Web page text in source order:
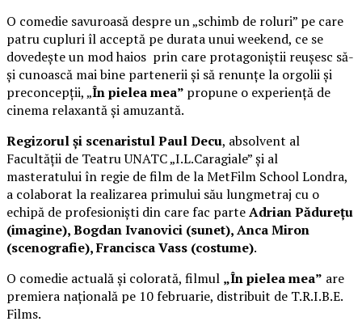
O comedie savuroasă despre un „schimb de roluri” pe care
patru cupluri îl acceptă pe durata unui weekend, ce se
dovedește un mod haios prin care protagoniștii reușesc să-
și cunoască mai bine partenerii și să renunțe la orgolii și
preconcepții, „În pielea mea” propune o experiență de
cinema relaxantă și amuzantă.
Regizorul și scenaristul Paul Decu, absolvent al
Facultății de Teatru UNATC „I.L.Caragiale” și al
masteratului în regie de film de la MetFilm School Londra,
a colaborat la realizarea primului său lungmetraj cu o
echipă de profesioniști din care fac parteAdrian Pădurețu
(imagine), Bogdan Ivanovici (sunet), Anca Miron
(scenografie), Francisca Vass (costume).
O comedie actuală și colorată, filmul „În pielea mea” are
premiera națională pe 10 februarie, distribuit de T.R.I.B.E.
Films.